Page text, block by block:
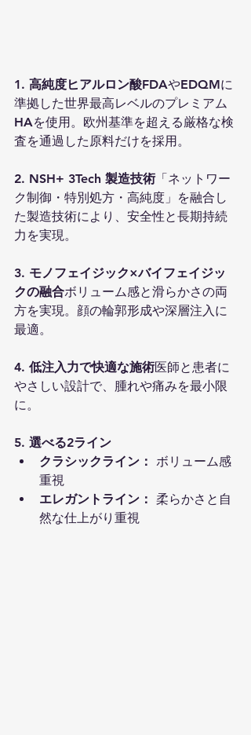
1. 高純度ヒアルロン酸FDAやEDQMに
準拠した世界最高レベルのプレミアム
HAを使用。欧州基準を超える厳格な検
査を通過した原料だけを採用。
2. NSH+ 3Tech 製造技術 「ネットワー
ク制御・特別処方・高純度」を融合し
た製造技術により、安全性と長期持続
力を実現。
3. モノフェイジック×バイフェイジッ
クの融合ボリューム感と滑らかさの両
方を実現。顔の輪郭形成や深層注入に
最適。
4. 低注入力で快適な施術医師と患者に
やさしい設計で、腫れや痛みを最小限
に。
5. 選べる2ライン
クラシックライン： ボリューム感
重視
エレガントライン： 柔らかさと自
然な仕上がり重視